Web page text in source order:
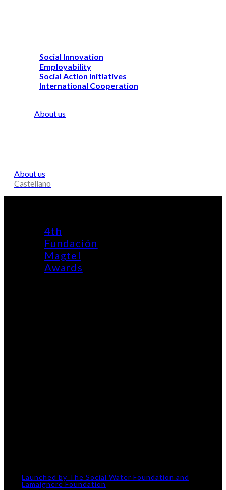
Social Innovation
Employability
Social Action Initiatives
International Cooperation
About us
About us
Castellano
4th
Fundación
Magtel
Awards
Launched by The Social Water Foundation and
Lamaignere Foundation